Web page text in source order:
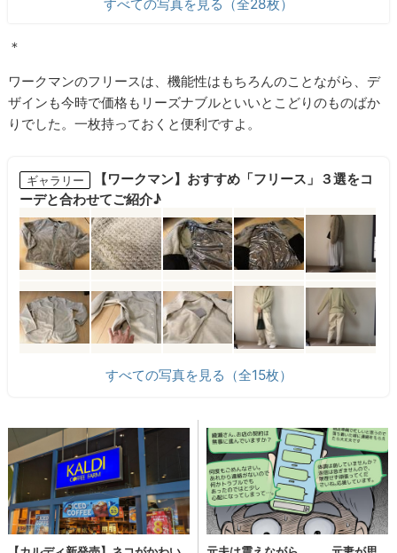
すべての写真を見る（全28枚）
＊
ワークマンのフリースは、機能性はもちろんのことながら、デ
ザインも今時で価格もリーズナブルといいとこどりのものばか
りでした。一枚持っておくと便利ですよ。
ギャラリー
【ワークマン】おすすめ「フリース」３選をコ
ーデと合わせてご紹介♪
すべての写真を見る（全15枚）